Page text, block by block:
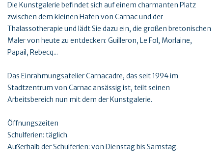
Die Kunstgalerie befindet sich auf einem charmanten Platz
zwischen dem kleinen Hafen von Carnac und der
Thalassotherapie und lädt Sie dazu ein, die großen bretonischen
Maler von heute zu entdecken: Guilleron, Le Fol, Morlaine,
Papail, Rebecq...
Das Einrahmungsatelier Carnacadre, das seit 1994 im
Stadtzentrum von Carnac ansässig ist, teilt seinen
Arbeitsbereich nun mit dem der Kunstgalerie.
Öffnungszeiten
Schulferien: täglich.
Außerhalb der Schulferien: von Dienstag bis Samstag.